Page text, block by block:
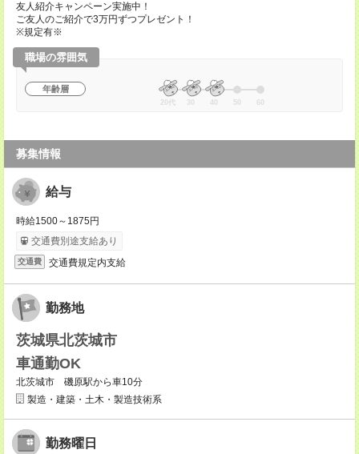
友人紹介キャンペーン実施中！
ご友人のご紹介で3万円ずつプレゼント！
※規定有※
職場の雰囲気
年齢層
20代 30 40 50 60
募集情報
給与
時給1500～1875円
交通費別途支給あり
交通費 交通費規定内支給
勤務地
茨城県北茨城市
車通勤OK
北茨城市 磯原駅から車10分
製造・建築・土木・製造技術系
勤務曜日